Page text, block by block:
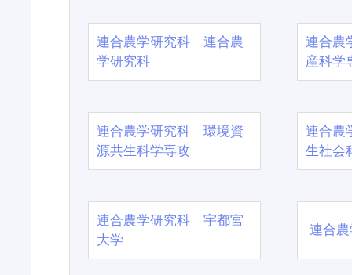
連合農学研究科 連合農
学研究科
連合農
産科学
連合農学研究科 環境資
源共生科学専攻
連合農
生社会
連合農学研究科 宇都宮
大学
連合